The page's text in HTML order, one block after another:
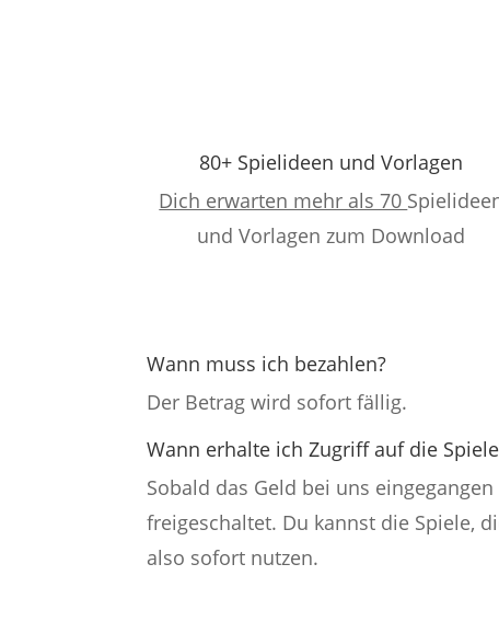
80+ Spielideen und Vorlagen
Dich erwarten mehr als 70
und Vorlagen zum Download
Wann muss ich bezahlen?
Der Betrag wird sofort fällig.
Wann erhalte ich Zugriff auf die
Sobald das Geld bei uns
freigeschaltet. Du kannst die Spiele,
also sofort nutzen.